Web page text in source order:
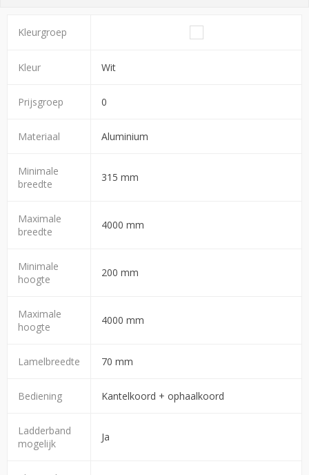
Kleurgroep
Kleur Wit
Prijsgroep 0
Materiaal Aluminium
Minimale
breedte
315 mm
Maximale
breedte
4000 mm
Minimale
hoogte
200 mm
Maximale
hoogte
4000 mm
Lamelbreedte 70 mm
Bediening Kantelkoord + ophaalkoord
Ladderband
mogelijk
Ja